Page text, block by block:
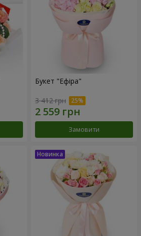
Букет "Ефіра"
3 412 грн
Замовити